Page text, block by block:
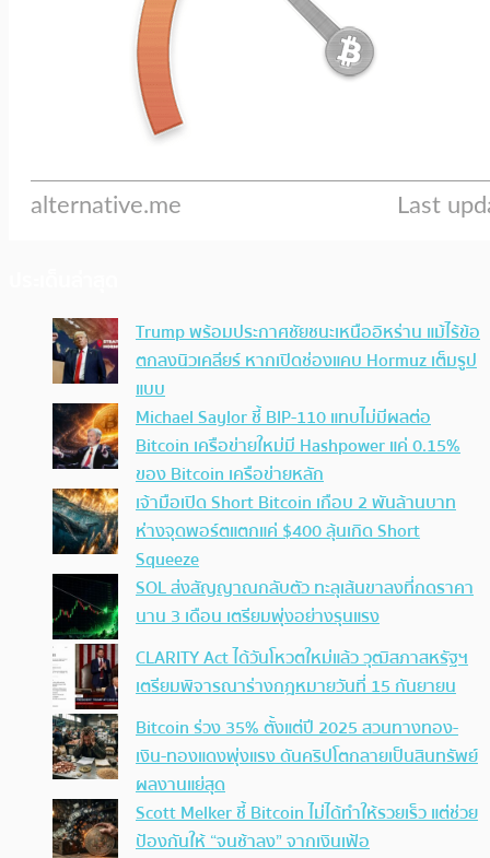
Trump พร้อมประกาศชัยชนะเหนืออิหร่าน แม้ไร้ข้อ
ตกลงนิวเคลียร์ หากเปิดช่องแคบ Hormuz เต็มรูป
แบบ
Michael Saylor ชี้ BIP-110 แทบไม่มีผลต่อ
Bitcoin เครือข่ายใหม่มี Hashpower แค่ 0.15%
ของ Bitcoin เครือข่ายหลัก
เจ้ามือเปิด Short Bitcoin เกือบ 2 พันล้านบาท
ห่างจุดพอร์ตแตกแค่ $400 ลุ้นเกิด Short
Squeeze
SOL ส่งสัญญาณกลับตัว ทะลุเส้นขาลงที่กดราคา
นาน 3 เดือน เตรียมพุ่งอย่างรุนแรง
CLARITY Act ได้วันโหวตใหม่แล้ว วุฒิสภาสหรัฐฯ
เตรียมพิจารณาร่างกฎหมายวันที่ 15 กันยายน
Bitcoin ร่วง 35% ตั้งแต่ปี 2025 สวนทางทอง-
เงิน-ทองแดงพุ่งแรง ดันคริปโตกลายเป็นสินทรัพย์
ผลงานแย่สุด
Scott Melker ชี้ Bitcoin ไม่ได้ทำให้รวยเร็ว แต่ช่วย
ป้องกันให้ “จนช้าลง” จากเงินเฟ้อ